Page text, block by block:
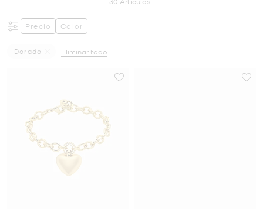
Precio Color
Dorado
Eliminar todo